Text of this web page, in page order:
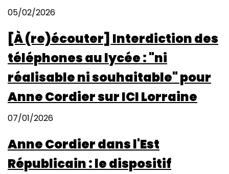
dans
le
supérieur
05/02/2026
[À (re)écouter] Interdiction des
téléphones au lycée : "ni
réalisable ni souhaitable" pour
Anne Cordier sur ICI Lorraine
07/01/2026
Anne Cordier dans l'Est
Républicain : le dispositif